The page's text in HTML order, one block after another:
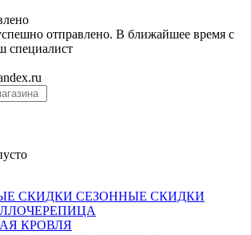
отправлено. В ближайшее время с
специалист
СЕЗОННЫЕ СКИДКИ
КРОВЛЯ